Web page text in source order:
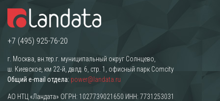
+7 (495) 925-76-20
г. Москва, вн.тер.г. муниципальный округ Солнцево,
ш. Киевское, км 22-й, двлд. 6, стр. 1, офисный парк Comcity
Общий e-mail отдела: power@landata.ru
АО НТЦ «Ландата» ОГРН: 1027739021650 ИНН: 7731253031